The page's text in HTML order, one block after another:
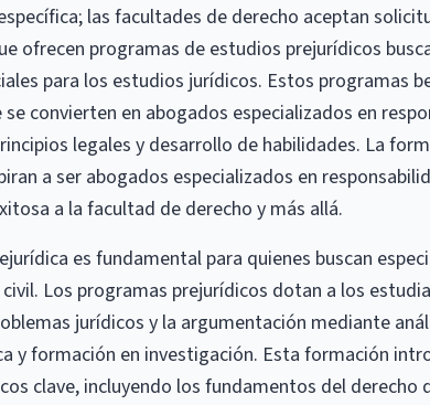
las facultades de derecho aceptan
ofrecen programas de estudios prejurídicos
para los estudios jurídicos. Estos programas
convierten en abogados especializados en
legales y desarrollo de habilidades. La
a ser abogados especializados en
a la facultad de derecho y más allá.
es fundamental para quienes buscan
Los programas prejurídicos dotan a los
jurídicos y la argumentación mediante
y formación en investigación. Esta formación
clave, incluyendo los fundamentos del derecho